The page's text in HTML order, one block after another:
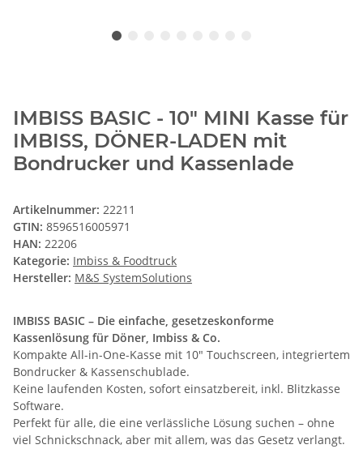
IMBISS BASIC - 10" MINI Kasse für
IMBISS, DÖNER-LADEN mit
Bondrucker und Kassenlade
Artikelnummer: 22211
GTIN: 8596516005971
HAN: 22206
Kategorie: Imbiss & Foodtruck
Hersteller: M&S SystemSolutions
IMBISS BASIC – Die einfache, gesetzeskonforme
Kassenlösung für Döner, Imbiss & Co.
Kompakte All-in-One-Kasse mit 10" Touchscreen, integriertem
Bondrucker & Kassenschublade.
Keine laufenden Kosten, sofort einsatzbereit, inkl. Blitzkasse
Software.
Perfekt für alle, die eine verlässliche Lösung suchen – ohne
viel Schnickschnack, aber mit allem, was das Gesetz verlangt.